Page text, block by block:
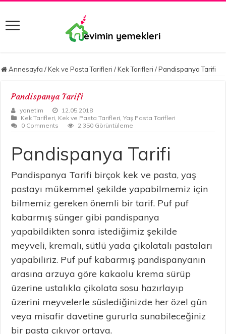
Annesayfa / Kek ve Pasta Tarifleri / Kek Tarifleri / Pandispanya Tarifi
Pandispanya Tarifi
yonetim
12.05.2018
Kek Tarifleri, Kek ve Pasta Tarifleri,Yaş Pasta Tarifleri
0 Comments
2,350 Görüntüleme
Pandispanya Tarifi
Pandispanya Tarifi birçok kek ve pasta, yaş
pastayı mükemmel şekilde yapabilmemiz için
bilmemiz gereken önemli bir tarif. Puf puf
kabarmış sünger gibi pandispanya
yapabildikten sonra istediğimiz şekilde
meyveli, kremalı, sütlü yada çikolatalı pastaları
yapabiliriz. Puf puf kabarmış pandispanyanın
arasına arzuya göre kakaolu krema sürüp
üzerine ustalıkla çikolata sosu hazırlayıp
üzerini meyvelerle süslediğinizde her özel gün
veya misafir davetine gururla sunabileceğiniz
bir pasta çıkıyor ortaya.